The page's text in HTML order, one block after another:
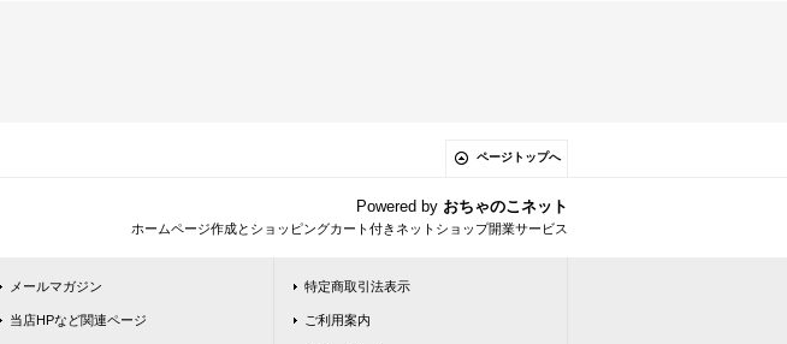
ページトップへ
Powered by おちゃのこネット
ホームページ作成とショッピングカート付きネットショップ開業サービス
メールマガジン
当店HPなど関連ページ
特定商取引法表示
ご利用案内